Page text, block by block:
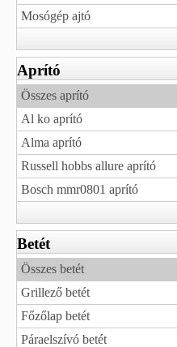
Mosógép ajtó
Aprító
Összes aprító
Al ko aprító
Alma aprító
Russell hobbs allure aprító
Bosch mmr0801 aprító
Betét
Összes betét
Grillező betét
Főzőlap betét
Páraelszívó betét